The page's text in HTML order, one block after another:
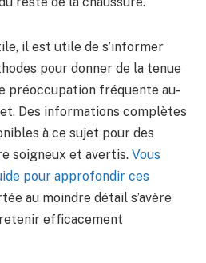
il est utile de s’informer
pour donner de la tenue
préoccupation fréquente au-
Des informations complètes
à ce sujet pour des
soigneux et avertis. Vous
pour approfondir ces
au moindre détail s’avère
efficacement